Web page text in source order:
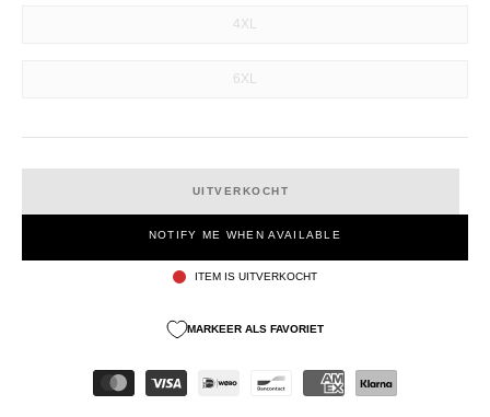
4XL
6XL
UITVERKOCHT
NOTIFY ME WHEN AVAILABLE
ITEM IS UITVERKOCHT
MARKEER ALS FAVORIET